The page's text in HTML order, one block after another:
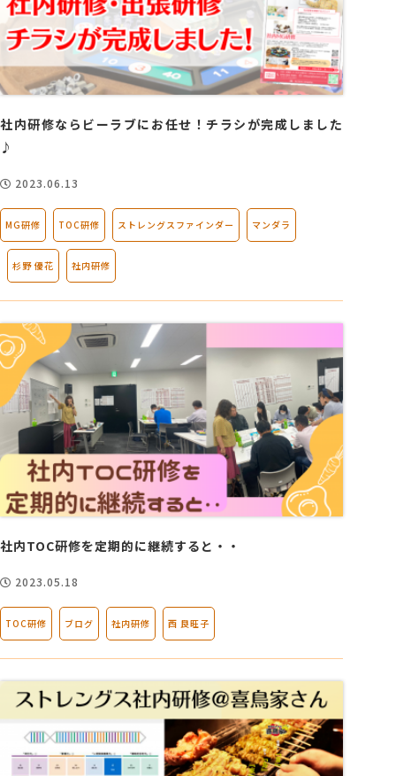
社内研修ならビーラブにお任せ！チラシが完成しました
♪
2023.06.13
MG研修 TOC研修 ストレングスファインダー マンダラ
杉野 優花 社内研修
社内TOC研修を定期的に継続すると・・
2023.05.18
TOC研修 ブログ 社内研修 西 良旺子